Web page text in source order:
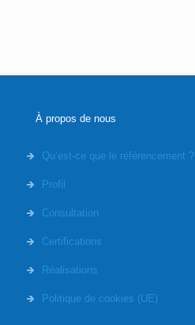
À propos de nous
Qu’est-ce que le référencement ?
Profil
Consultation
Certifications
Réalisations
Politique de cookies (UE)